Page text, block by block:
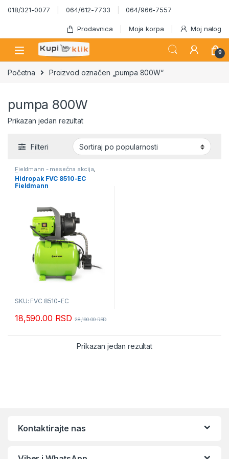
Skip to navigation
Skip to content
018/321-0077 064/612-7733 064/966-7557
Prodavnica Moja korpa Moj nalog
0
Početna Proizvod označen „pumpa 800W“
pumpa 800W
Prikazan jedan rezultat
Filteri
Fieldmann - mesečna akcija,
Pumpe
Hidropak FVC 8510-EC
Fieldmann
SKU: FVC 8510-EC
18,590.00 RSD 28,190.00RSD
Prikazan jedan rezultat
Kontaktirajte nas